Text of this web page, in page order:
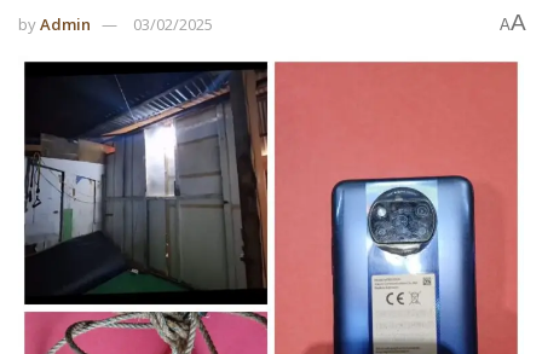
byAdmin 03/02/2025 AA